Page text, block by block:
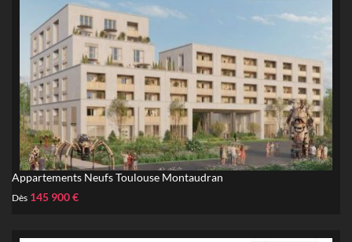
Appartements Neufs Toulouse Montaudran
Dès 145 900 €